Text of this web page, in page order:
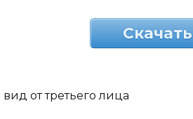
Скачать
вид от третьего лица